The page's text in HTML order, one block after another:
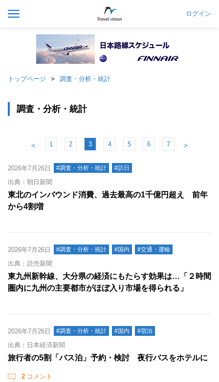
ログイン
トップページ 調査・分析・統計
調査・分析・統計
＜ 1 2 3 4 5 6 7 ＞
2026年7月26日 #調査・分析・統計 #訪日
出典：朝日新聞
東北のインバウンド消費、過去最高の1千億円超え 前年
から4割増
2026年7月26日 #調査・分析・統計 #国内 #交通・運輸
出典：読売新聞
東九州新幹線、大分県の経済にもたらす効果は…「２時間
圏内に九州の主要都市がほぼ入り市場を得られる」
2026年7月26日 #調査・分析・統計 #国内 #宿泊
出典：日本経済新聞
旅行者の5割「バス泊」予約・検討 夜行バスをホテルに
2 コメント